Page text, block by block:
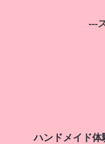
---
ハンドメイド体